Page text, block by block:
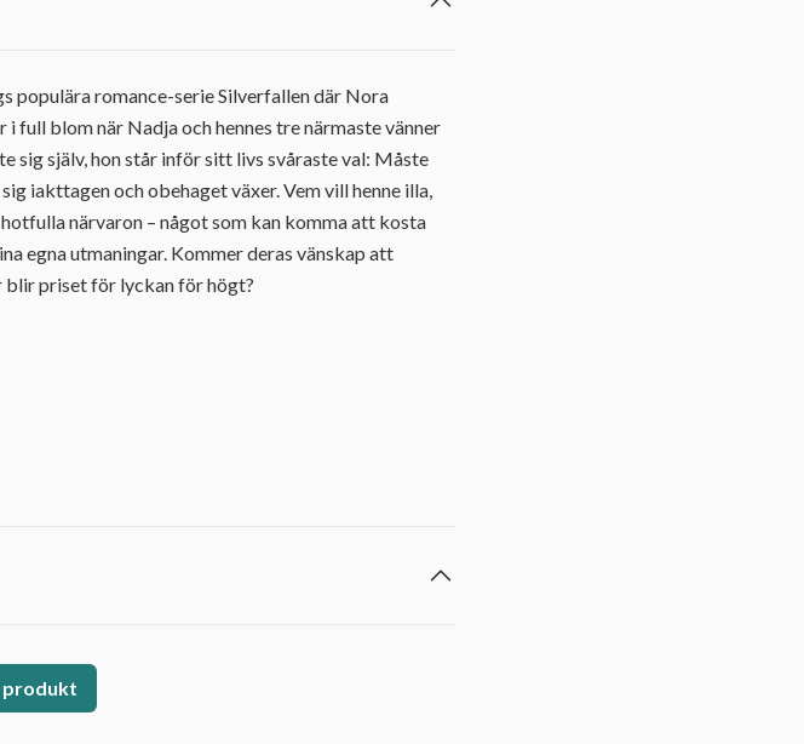
populära romance-serie Silverfallen där Nora
full blom när Nadja och hennes tre närmaste vänner
sig själv, hon står inför sitt livs svåraste val: Måste
iakttagen och obehaget växer. Vem vill henne illa,
närvaron – något som kan komma att kosta
egna utmaningar. Kommer deras vänskap att
blir priset för lyckan för högt?
produkt